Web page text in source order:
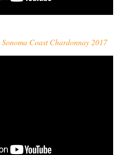
Coast Chardonnay 2017